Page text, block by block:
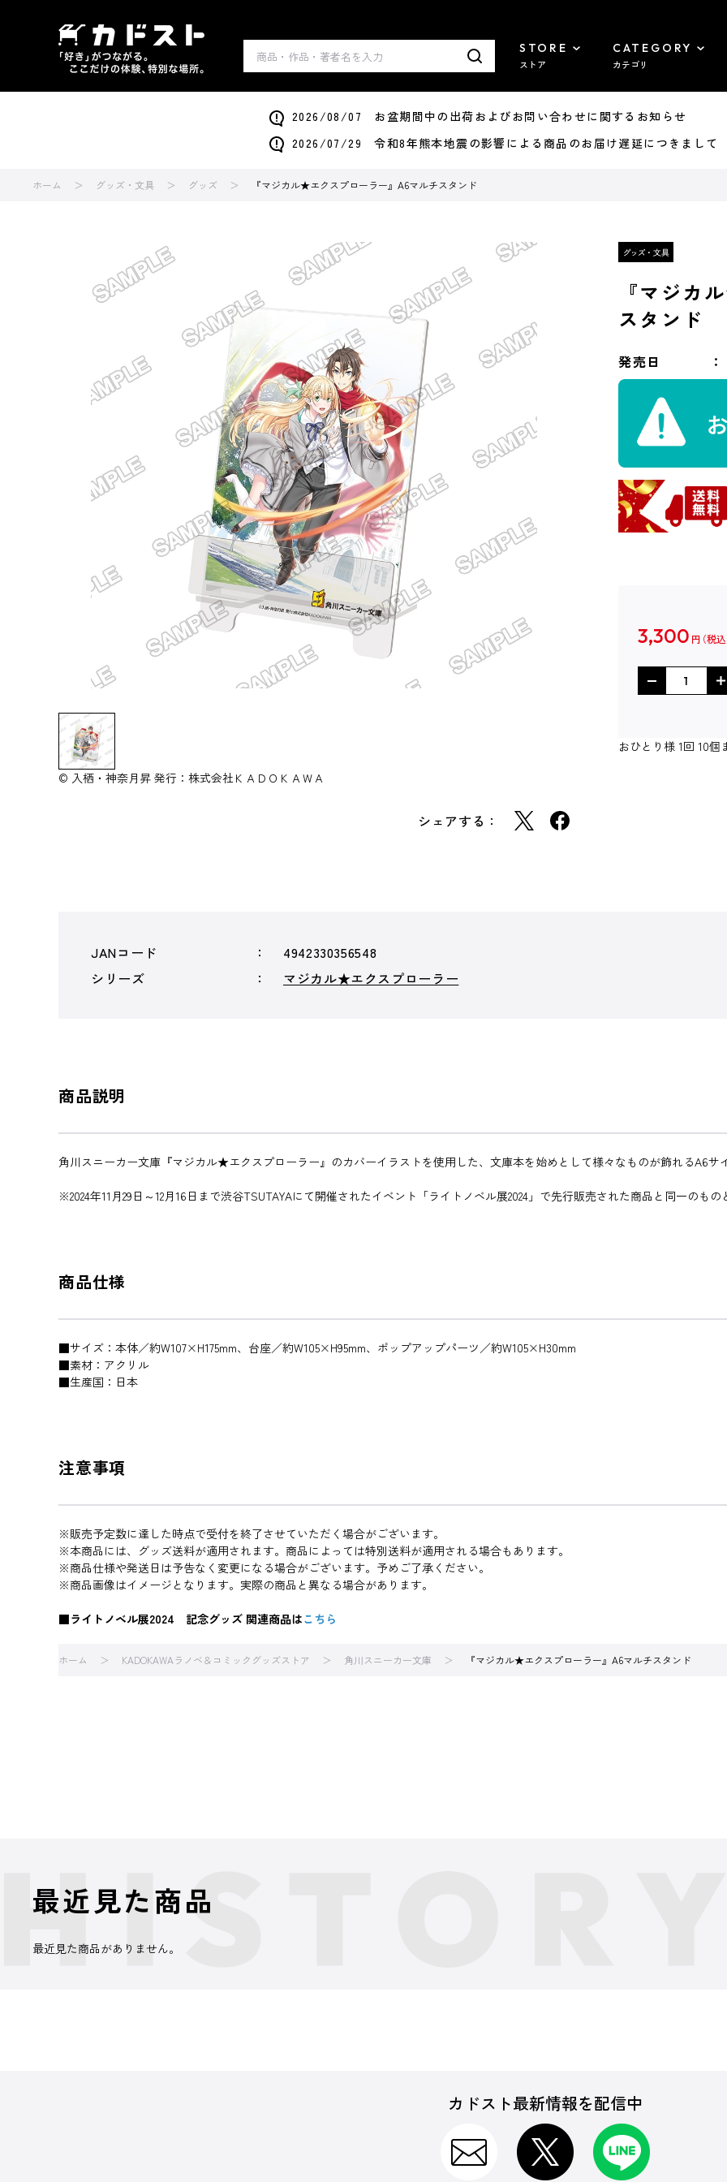
STORE
ストア
CATEGORY
カテゴリ
2026/08/07 お盆期間中の出荷およびお問い合わせに関するお知らせ
2026/07/29 令和8年熊本地震の影響による商品のお届け遅延につきまして
ホーム グッズ・文具 グッズ 『マジカル★エクスプローラー』A6マルチスタンド
© 入栖・神奈月昇 発行：株式会社ＫＡＤＯＫＡＷＡ
シェアする：
『マジカ
スタンド
発売日
3,300 円
おひとり様 1回 10個
JANコード
4942330356548
シリーズ
マジカル★エクスプローラー
商品説明
角川スニーカー文庫『マジカル★エクスプローラー』のカバーイラストを使用した、文庫本を始めとして様々なものが飾れるA6サ
※2024年11月29日～12月16日まで渋谷TSUTAYAにて開催されたイベント「ライトノベル展2024」で先行販売された商品と同一のもの
商品仕様
■サイズ：本体／約W107×H175mm、台座／約W105×H95mm、ポップアップパーツ／約W105×H30mm
■素材：アクリル
■生産国：日本
注意事項
※販売予定数に達した時点で受付を終了させていただく場合がございます。
※本商品には、グッズ送料が適用されます。商品によっては特別送料が適用される場合もあります。
※商品仕様や発送日は予告なく変更になる場合がございます。予めご了承ください。
※商品画像はイメージとなります。実際の商品と異なる場合があります。
■ライトノベル展2024 記念グッズ 関連商品はこちら
ホーム KADOKAWAラノベ＆コミックグッズストア 角川スニーカー文庫 『マジカル★エクスプローラー』A6マルチスタンド
最近見た商品
最近見た商品がありません。
カドスト最新情報を配信中